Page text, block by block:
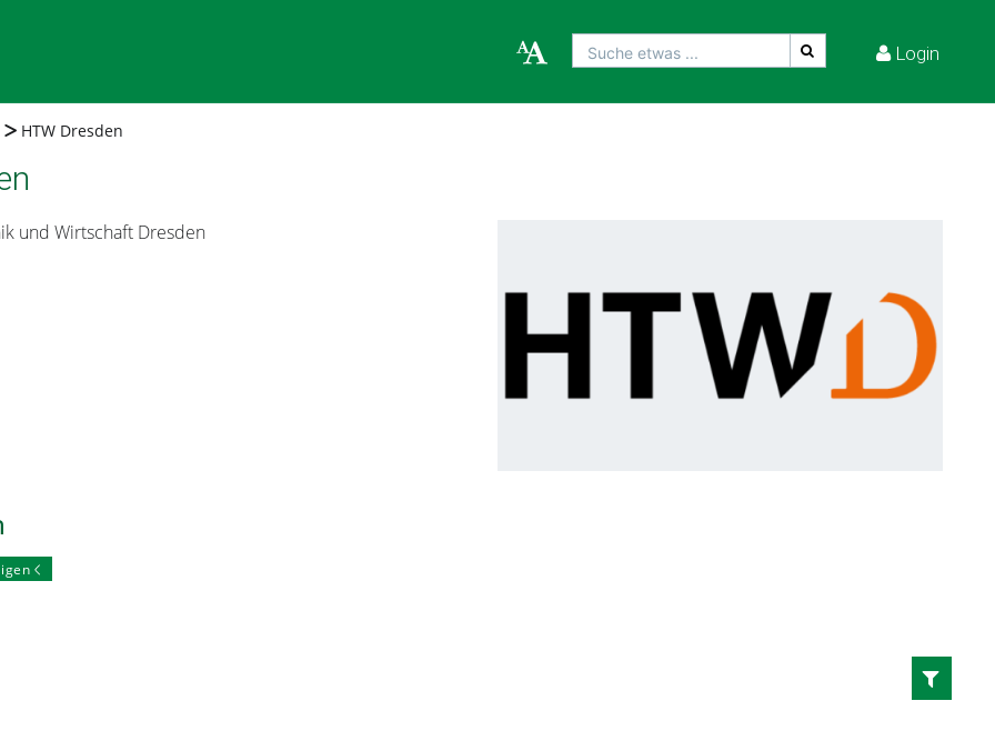
Suche etwas ... Login
HTW Dresden
und Wirtschaft Dresden